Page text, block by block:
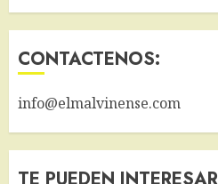
CONTACTENOS:
info@elmalvinense.com